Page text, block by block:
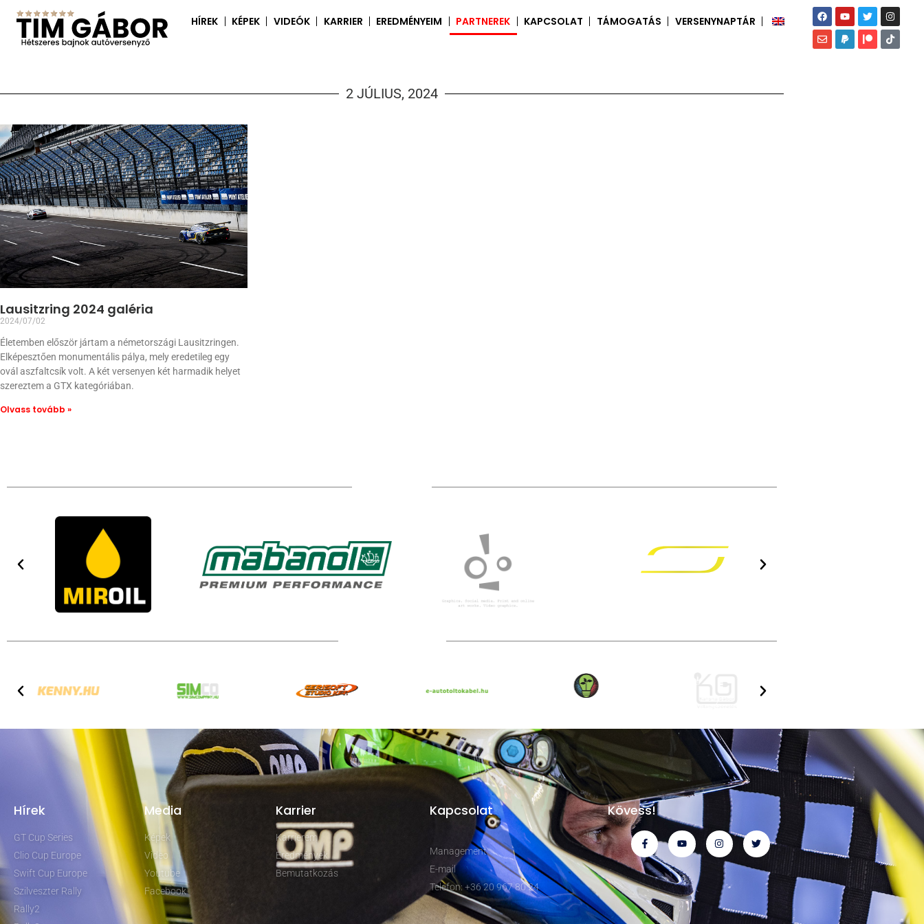
HÍREK KÉPEK VIDEÓK KARRIER EREDMÉNYEIM PARTNEREK KAPCSOLAT TÁMOGATÁS VERSENYNAPTÁR
2 JÚLIUS, 2024
Lausitzring 2024 galéria
2024/07/02
Életemben először jártam a németországi Lausitzringen.
Elképesztően monumentális pálya, mely eredetileg egy
ovál aszfaltcsík volt. A két versenyen két harmadik helyet
szereztem a GTX kategóriában.
Olvass tovább »
Hírek
GT Cup Series
Clio Cup Europe
Swift Cup Europe
Szilveszter Rally
Rally2
Media
Képek
Video
Youtube
Facebook
Karrier
Karrierem
Eredmények
Bemutatkozás
Kapcsolat
Management
E-mail
Telefon: +36 20 967 80 24
Kövess!